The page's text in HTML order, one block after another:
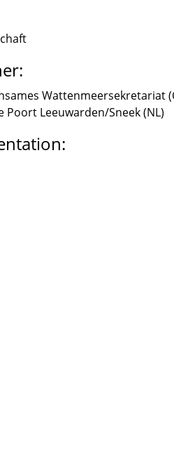
Watten­meer­se­kre­ta­riat
Poort Leeuwarden/Sneek (NL)